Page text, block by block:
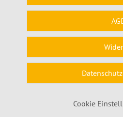
Cookie